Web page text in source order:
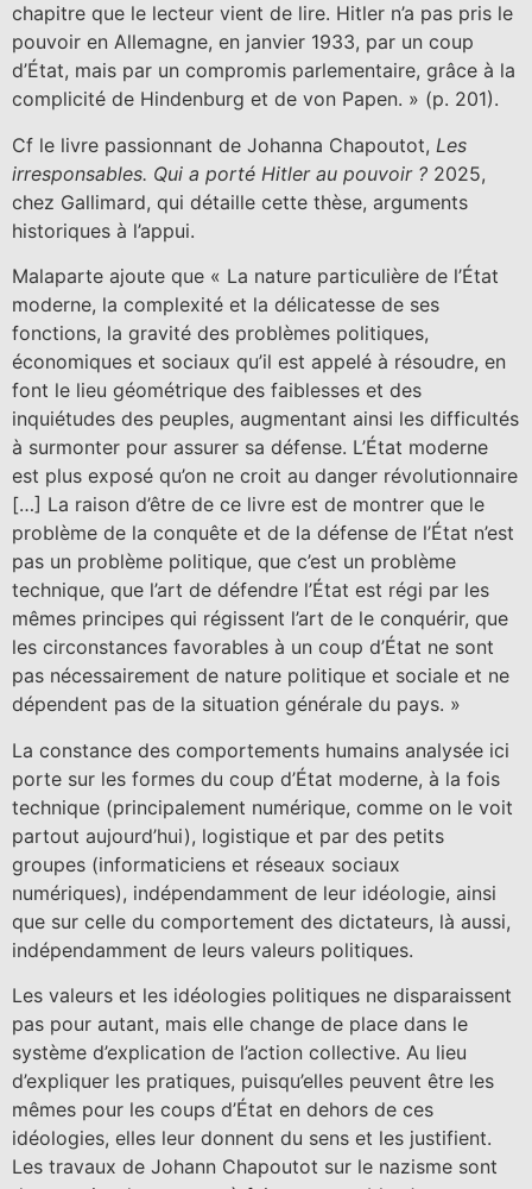
chapitre que le lecteur vient de lire. Hitler n’a pas pris le
pouvoir en Allemagne, en janvier 1933, par un coup
d’État, mais par un compromis parlementaire, grâce à la
complicité de Hindenburg et de von Papen. » (p. 201).
Cf le livre passionnant de Johanna Chapoutot, Les
irresponsables. Qui a porté Hitler au pouvoir ? 2025,
chez Gallimard, qui détaille cette thèse, arguments
historiques à l’appui.
Malaparte ajoute que « La nature particulière de l’État
moderne, la complexité et la délicatesse de ses
fonctions, la gravité des problèmes politiques,
économiques et sociaux qu’il est appelé à résoudre, en
font le lieu géométrique des faiblesses et des
inquiétudes des peuples, augmentant ainsi les difficultés
à surmonter pour assurer sa défense. L’État moderne
est plus exposé qu’on ne croit au danger révolutionnaire
[…] La raison d’être de ce livre est de montrer que le
problème de la conquête et de la défense de l’État n’est
pas un problème politique, que c’est un problème
technique, que l’art de défendre l’État est régi par les
mêmes principes qui régissent l’art de le conquérir, que
les circonstances favorables à un coup d’État ne sont
pas nécessairement de nature politique et sociale et ne
dépendent pas de la situation générale du pays. »
La constance des comportements humains analysée ici
porte sur les formes du coup d’État moderne, à la fois
technique (principalement numérique, comme on le voit
partout aujourd’hui), logistique et par des petits
groupes (informaticiens et réseaux sociaux
numériques), indépendamment de leur idéologie, ainsi
que sur celle du comportement des dictateurs, là aussi,
indépendamment de leurs valeurs politiques.
Les valeurs et les idéologies politiques ne disparaissent
pas pour autant, mais elle change de place dans le
système d’explication de l’action collective. Au lieu
d’expliquer les pratiques, puisqu’elles peuvent être les
mêmes pour les coups d’État en dehors de ces
idéologies, elles leur donnent du sens et les justifient.
Les travaux de Johann Chapoutot sur le nazisme sont